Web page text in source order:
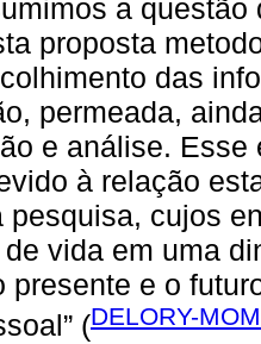
a
proposta
das
permeada,
e análise.
à relação
pesquisa, cujos
vida em uma
presente e o
(DELORY-